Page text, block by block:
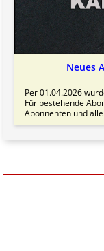
Neues
Per 01.04.2026
Für bestehende
Abonnenten und